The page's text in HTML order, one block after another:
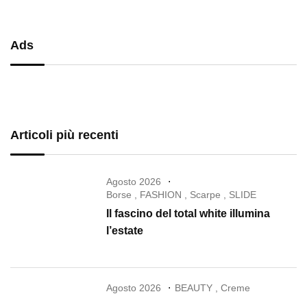
Ads
Articoli più recenti
Agosto 2026
Borse
FASHION Scarpe SLIDE
Il fascino del total white illumina
l’estate
Agosto 2026 BEAUTY ,Creme